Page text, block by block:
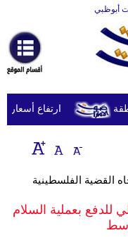
أخبارعاجلة
رياضة
ثقافة
إقتصاد
أزياء
ارتفاع أسعار النفط
القضية الفلسطينية
للدفع بعملية السلام